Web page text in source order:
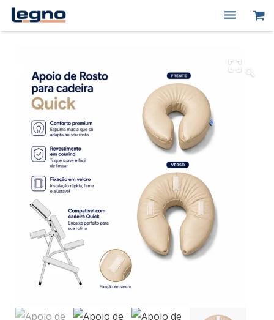
Produtos
Macas Elétricas
Peças de Reposição
Contato
Minha conta
🔍